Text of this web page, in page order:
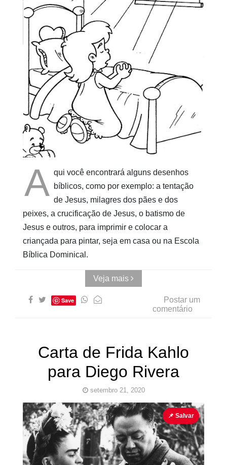
Pinturas
A qui você encontrará alguns desenhos
bíblicos, como por exemplo: a tentação
de Jesus, milagres dos pães e dos
peixes, a crucificação de Jesus, o batismo de
Jesus e outros, para imprimir e colocar a
criançada para pintar, seja em casa ou na Escola
Bíblica Dominical.
Veja mais
Save
Postar um
comentário
Carta de Frida Kahlo
para Diego Rivera
setembro 21, 2020
Amor Diego Rivera Frida Kahlo Namorados
📌 Salvar